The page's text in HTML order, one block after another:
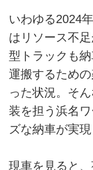
いわゆる2024
はリソース不
型トラックも
運搬するため
った状況。そ
装を担う浜名
ズな納車が実現
現車を見ると